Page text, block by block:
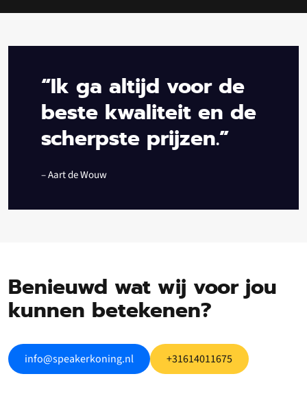
“Ik ga altijd voor de
beste kwaliteit en de
scherpste prijzen.”
– Aart de Wouw
Benieuwd wat wij voor jou
kunnen betekenen?
info@speakerkoning.nl +31614011675